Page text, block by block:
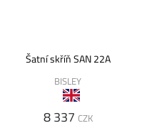
Šatní skříň SAN 22A
BISLEY
8 337 CZK